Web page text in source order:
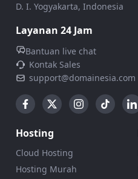
D. I. Yogyakarta, Indonesia
Layanan 24 Jam
Bantuan live chat
Kontak Sales
support@domainesia.com
Hosting
Cloud Hosting
Hosting Murah